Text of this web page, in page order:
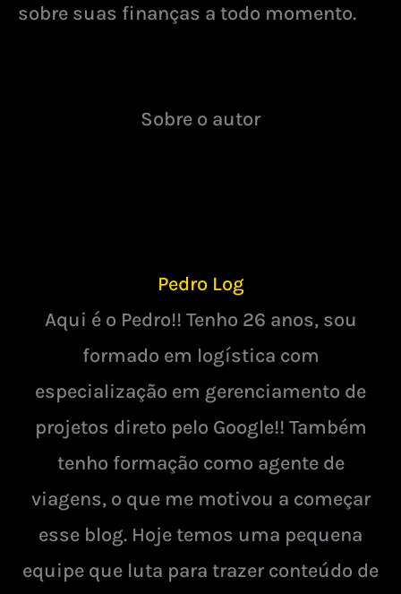
sobre suas finanças a todo momento.
Sobre o autor
Pedro Log
Aqui é o Pedro!! Tenho 26 anos, sou
formado em logística com
especialização em gerenciamento de
projetos direto pelo Google!! Também
tenho formação como agente de
viagens, o que me motivou a começar
esse blog. Hoje temos uma pequena
equipe que luta para trazer conteúdo de